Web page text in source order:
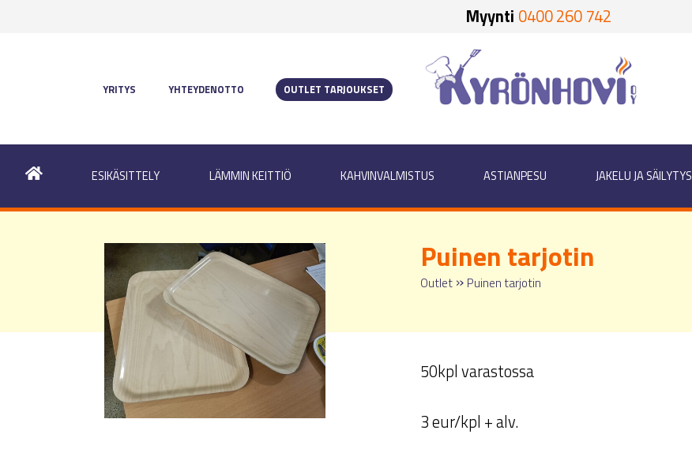
Myynti 0400 260 742
YRITYS YHTEYDENOTTO OUTLET TARJOUKSET
ESIKÄSITTELY LÄMMIN KEITTIÖ KAHVINVALMISTUS ASTIANPESU JAKELU JA SÄILYTYS
Puinen tarjotin
Outlet » Puinen tarjotin
50kpl varastossa
3 eur/kpl + alv.